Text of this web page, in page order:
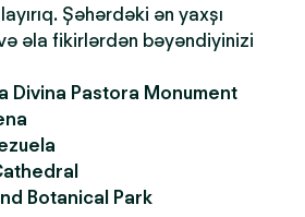
Şəhərdəki ən yaxşı
və əla fikirlərdən bəyəndiyinizi
Divina Pastora Monument
Botanical Park